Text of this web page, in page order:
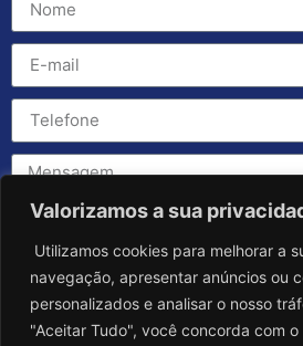
Valorizamos a sua
Utilizamos cookies para melhorar a
navegação, apresentar anúncios ou
personalizados e analisar o nosso
"Aceitar Tudo", você concorda com